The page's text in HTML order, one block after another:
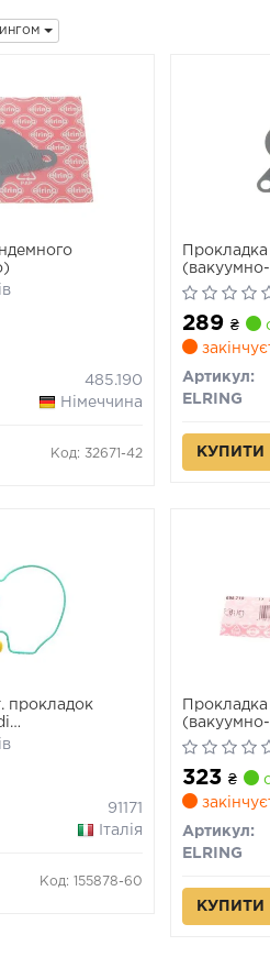
485.190
Німеччина
Код: 32671-42
289₴
Артикул:
ELRING
КУПИТИ
прокладок
III,Golf
91171
Італія
Код: 155878-60
323₴
Артикул:
ELRING
КУПИТИ